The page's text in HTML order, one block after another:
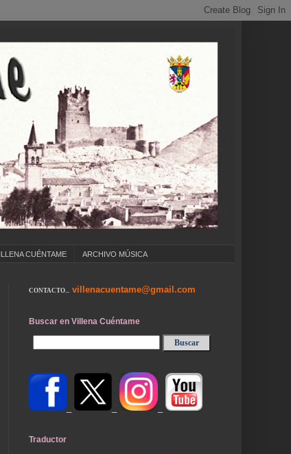
CUÉNTAME ARCHIVO MÚSICA
... CUMPLEAÑOS ... CARNAVAL ...
CONTACTO... villenacuentame@gmail.com
Buscar en Villena Cuéntame
Traductor